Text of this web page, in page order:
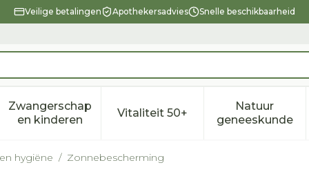
Veilige betalingen Apothekersadvies Snelle beschikbaarheid
verzorging en hygiëne categorie
voor Dieet, voeding en vitamines categorie
Zwangerschap
en kinderenToon submenu voor Zwangerschap en
Vitaliteit 50+Toon submenu voor
Natuur
geneeskunde
Toon
hygiëne / Zonnebescherming